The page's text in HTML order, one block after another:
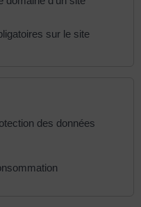
sur le site
des données